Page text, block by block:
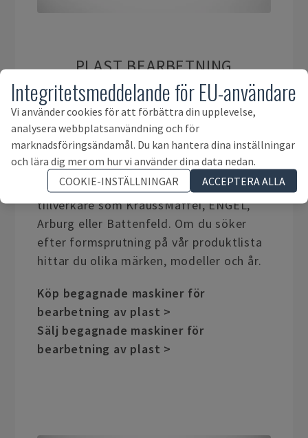
PLAST BEARBETNING
Användningsindustri för
plastbearbetning är en av våra
huvudkategorier. Vi köper och säljer
begagnade maskiner för
plastbearbetning från olika OEM-
tillverkare som KraussMaffei, ENGEL,
Arburg eller Battenfeld. Om du söker
efter formsprutning på vår produktlista
hittar du olika märken, modeller och år.
Köp begagnade maskiner för
bearbetning av plast >
Sälj begagnade maskiner för
bearbetning av plast >
Integritetsmeddelande för EU-användare
Vi använder cookies för att förbättra din upplevelse,
analysera webbplatsanvändning och för
marknadsföringsändamål. Du kan hantera dina inställningar
och lära dig mer om hur vi använder dina data nedan.
COOKIE-INSTÄLLNINGAR
ACCEPTERA ALLA